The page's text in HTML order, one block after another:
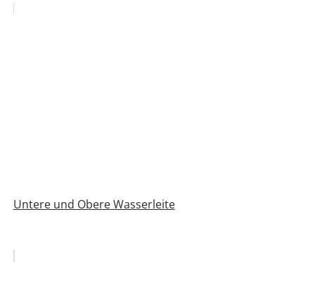
Untere und Obere Wasserleite